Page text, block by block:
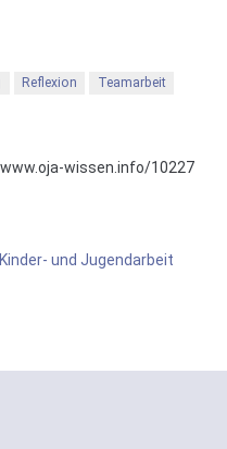
Reflexion Teamarbeit
wissen.info/10227
und Jugendarbeit